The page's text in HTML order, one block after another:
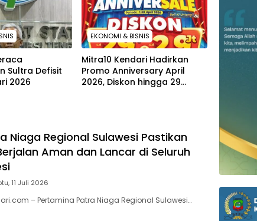
Sultra Defisit
2026
EKONOMI & BISNIS
Mitra10 Kendari Hadirkan
Promo Anniversary April
2026, Diskon hingga 29
Niaga Regional Sulawesi Pastikan
Aman dan Lancar di Seluruh
11 Juli 2026
– Pertamina Patra Niaga Regional Sulawesi…